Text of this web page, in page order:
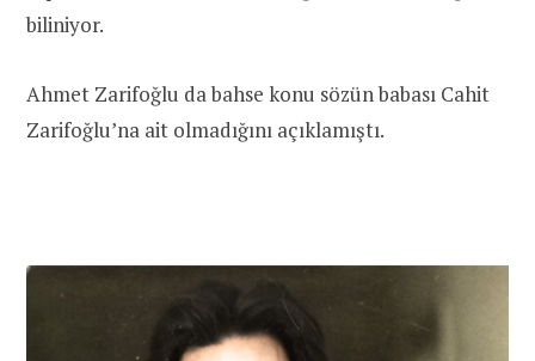
biliniyor.
Ahmet Zarifoğlu da bahse konu sözün babası Cahit
Zarifoğlu’na ait olmadığını açıklamıştı.